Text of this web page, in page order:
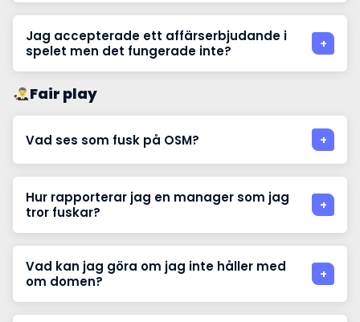
Jag accepterade ett affärserbjudande i
spelet men det fungerade inte?
Fair play
Vad ses som fusk på OSM?
Hur rapporterar jag en manager som jag
tror fuskar?
Vad kan jag göra om jag inte håller med
om domen?